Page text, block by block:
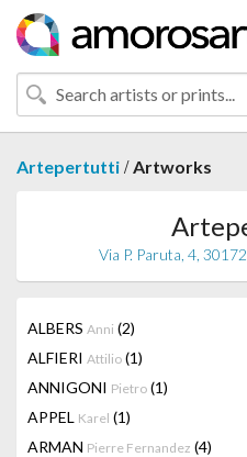
Artepertutti /Artworks
Via P. Paruta, 4,
ALBERS Anni (2)
ALFIERI Attilio (1)
ANNIGONI Pietro (1)
APPEL Karel (1)
ARMAN Pierre Fernandez (4)